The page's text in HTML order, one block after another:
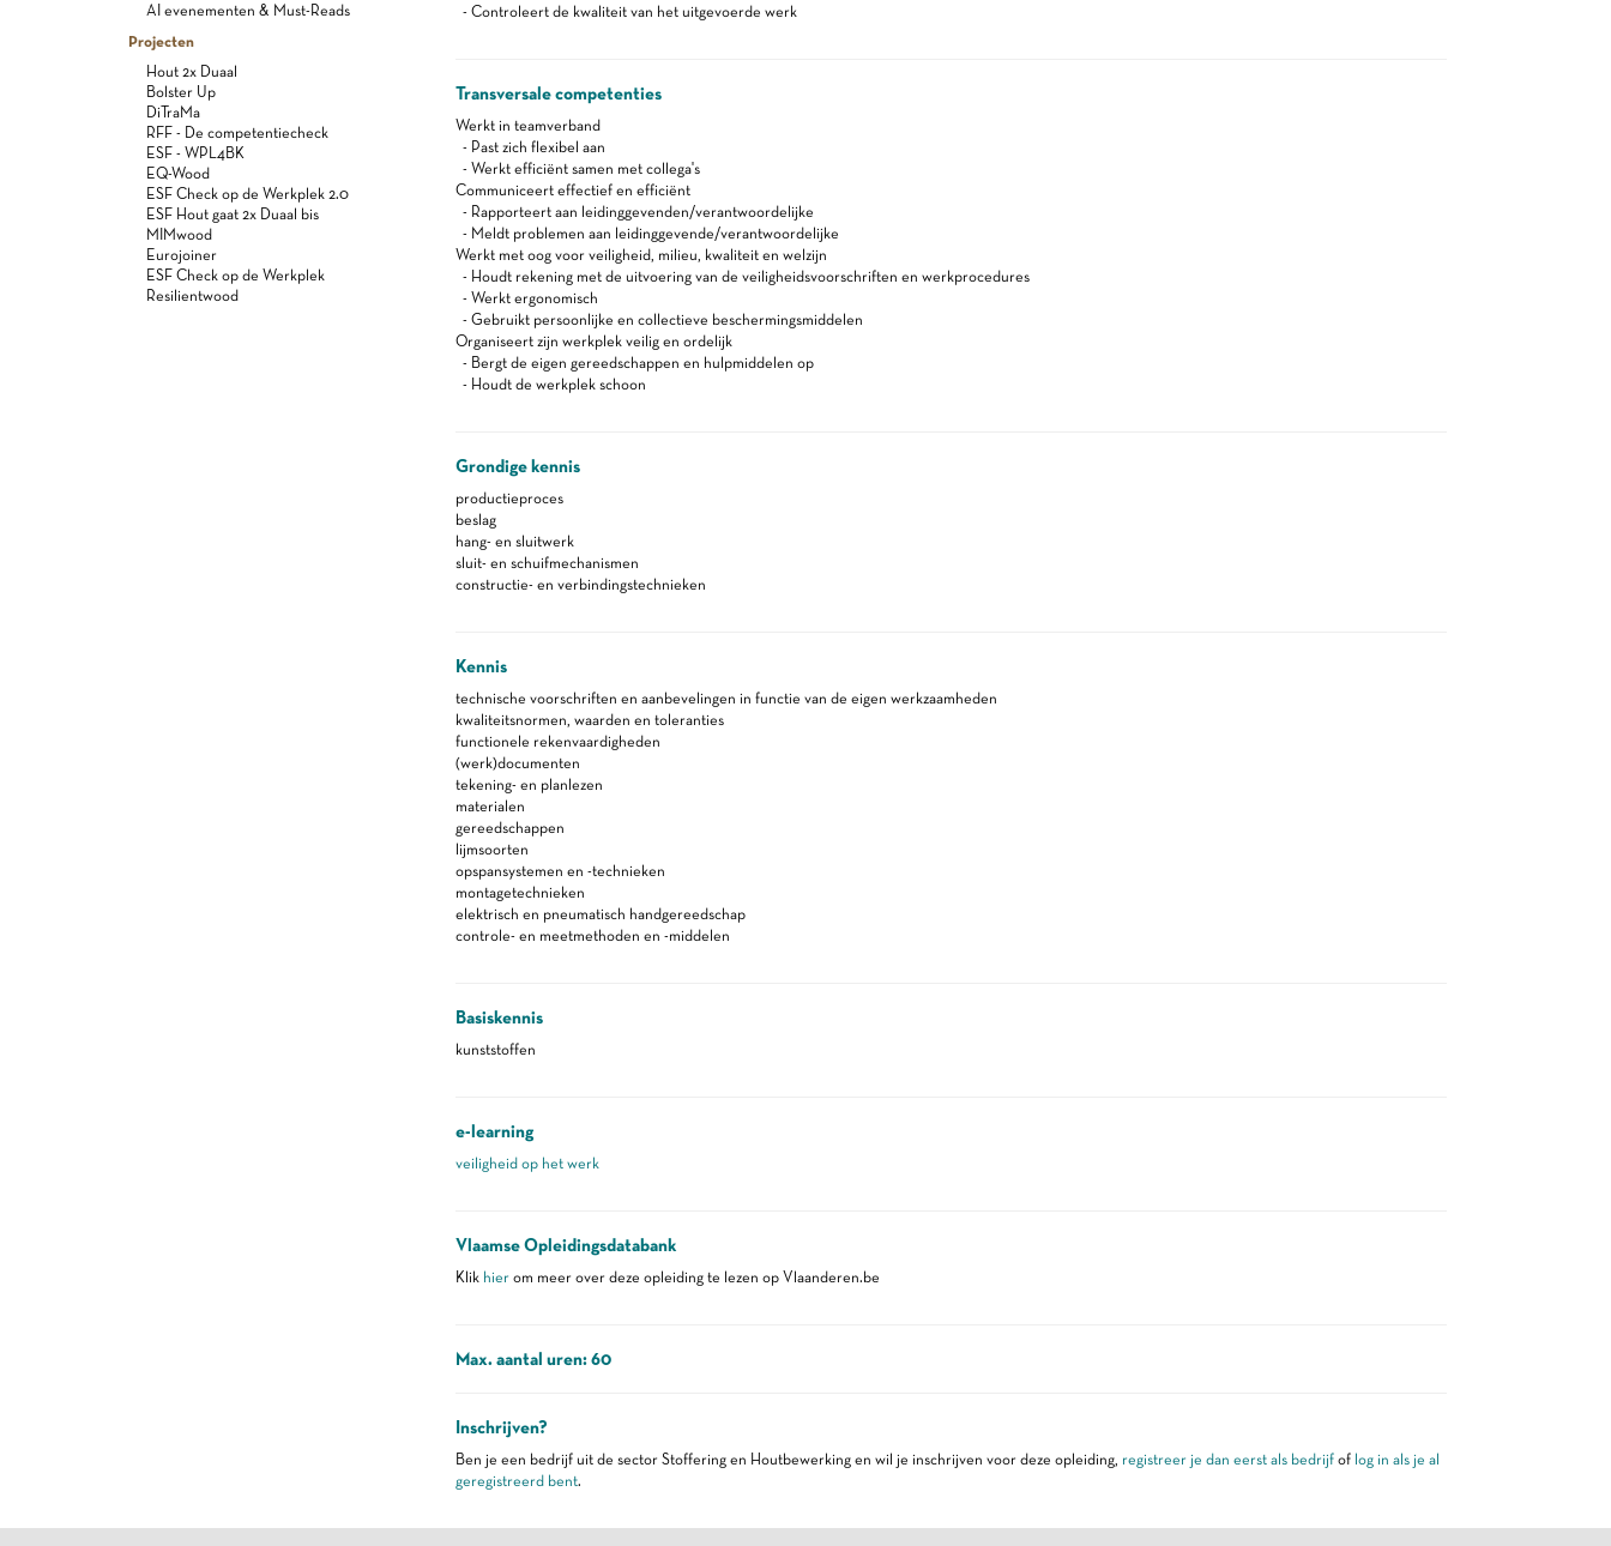
AI evenementen & Must-Reads
Projecten
Hout 2x Duaal
Bolster Up
DiTraMa
RFF - De competentiecheck
ESF - WPL4BK
EQ-Wood
ESF Check op de Werkplek 2.0
ESF Hout gaat 2x Duaal bis
MIMwood
Eurojoiner
ESF Check op de Werkplek
Resilientwood
- Controleert de kwaliteit van het uitgevoerde werk
Transversale competenties
Werkt in teamverband
- Past zich flexibel aan
- Werkt efficiënt samen met collega's
Communiceert effectief en efficiënt
- Rapporteert aan leidinggevenden/verantwoordelijke
- Meldt problemen aan leidinggevende/verantwoordelijke
Werkt met oog voor veiligheid, milieu, kwaliteit en welzijn
- Houdt rekening met de uitvoering van de veiligheidsvoorschriften en werkprocedures
- Werkt ergonomisch
- Gebruikt persoonlijke en collectieve beschermingsmiddelen
Organiseert zijn werkplek veilig en ordelijk
- Bergt de eigen gereedschappen en hulpmiddelen op
- Houdt de werkplek schoon
Grondige kennis
productieproces
beslag
hang- en sluitwerk
sluit- en schuifmechanismen
constructie- en verbindingstechnieken
Kennis
technische voorschriften en aanbevelingen in functie van de eigen werkzaamheden
kwaliteitsnormen, waarden en toleranties
functionele rekenvaardigheden
(werk)documenten
tekening- en planlezen
materialen
gereedschappen
lijmsoorten
opspansystemen en -technieken
montagetechnieken
elektrisch en pneumatisch handgereedschap
controle- en meetmethoden en -middelen
Basiskennis
kunststoffen
e-learning
veiligheid op het werk
Vlaamse Opleidingsdatabank
Klik hierom meer over deze opleiding te lezen op Vlaanderen.be
Max. aantal uren: 60
Inschrijven?
Ben je een bedrijf uit de sector Stoffering en Houtbewerking en wil je inschrijven voor deze opleiding, registreer je dan eerst als bedrijfof log in als je al
geregistreerd bent.